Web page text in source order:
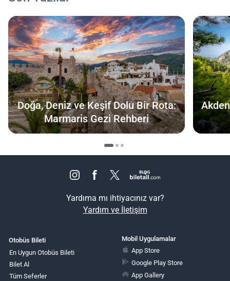
Doğa, Deniz ve Keşif Dolu Bir Rota:
Marmaris Gezi Rehberi
Yardıma mı ihtiyacınız var?
Yardım ve İletişim
Otobüs Bileti
En Uygun Otobüs Bileti
Bilet Al
Tüm Seferler
Mobil Uygulamalar
App Store
Google Play Store
App Gallery